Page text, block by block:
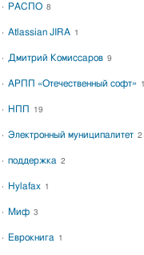
РАСПО 8
Atlassian JIRA 1
Дмитрий Комиссаров 9
АРПП «Отечественный софт» 1
НПП 19
Электронный муниципалитет 2
поддержка 2
Hylafax 1
Миф 3
Еврокнига 1